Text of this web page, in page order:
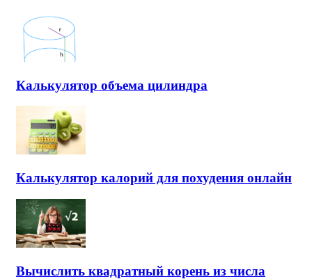
Калькулятор объема цилиндра
Калькулятор калорий для похудения онлайн
Вычислить квадратный корень из числа